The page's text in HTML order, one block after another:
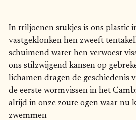
In triljoenen stukjes is ons plastic
vastgeklonken hen zweeft
schuimend water hen verwoest
ons stilzwijgend kansen op
lichamen dragen de geschiedenis
de eerste wormvissen in het
altijd in onze zoute ogen waar nu
zwemmen